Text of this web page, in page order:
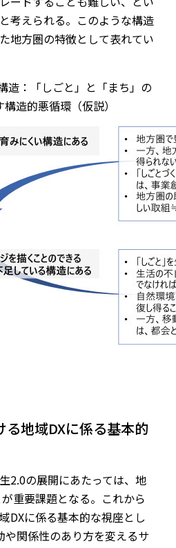
考えられる。このような構造
地方圏の特徴として表れてい
：「しごと」と「まち」の
造的悪循環（仮説）
地域DXに係る基本的
2.0の展開にあたっては、地
重要課題となる。これから
DXに係る基本的な視座とし
や関係性のあり方を変えるサ